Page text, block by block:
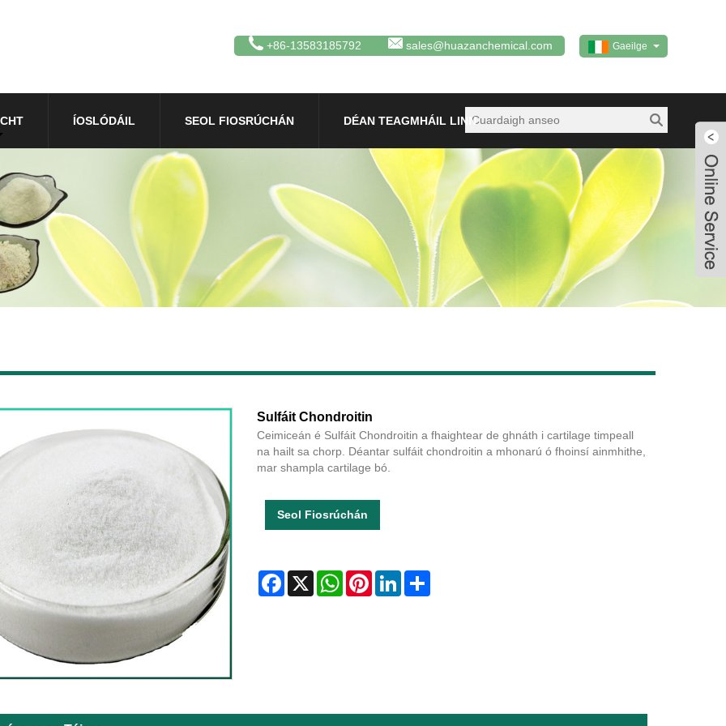
Gaeilge
+86-13583185792 sales@huazanchemical.com
ÍOSLÓDÁIL SEOL FIOSRÚCHÁN DÉAN TEAGMHÁIL LINN
Sulfáit Chondroitin
Ceimiceán é Sulfáit Chondroitin a fhaightear de ghnáth i cartilage timpeall
na hailt sa chorp. Déantar sulfáit chondroitin a mhonarú ó fhoinsí ainmhithe,
mar shampla cartilage bó.
Seol Fiosrúchán
Facebook
X WhatsAppPinterestLinkedInShare